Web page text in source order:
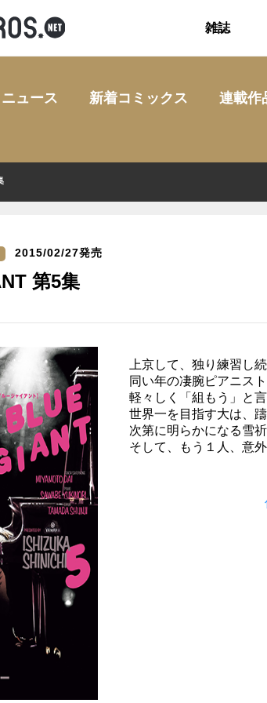
雑誌
ニュース 新着コミックス 連載作
2015/02/27発売
第5集
上京して、独り練習し
同い年の凄腕ピアニスト
軽々しく「組もう」と言
世界一を目指す大は、躊
次第に明らかになる雪
そして、もう１人、意